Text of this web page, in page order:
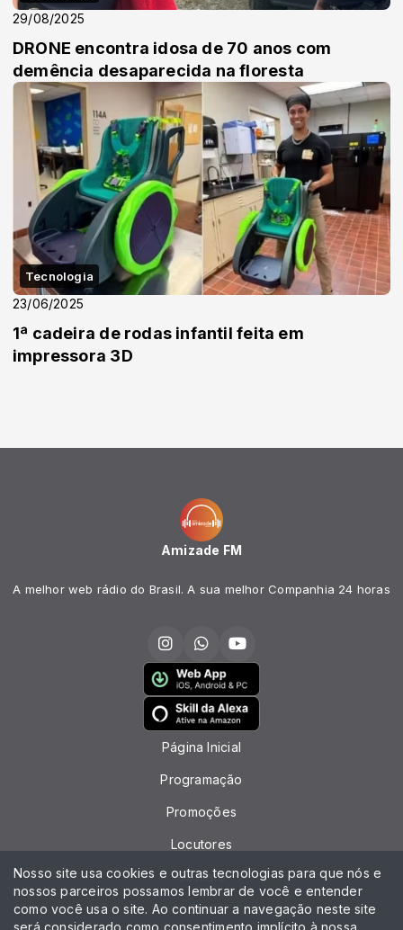
29/08/2025
DRONE encontra idosa de 70 anos com
demência desaparecida na floresta
Tecnologia
23/06/2025
1ª cadeira de rodas infantil feita em
impressora 3D
Amizade FM
A melhor web rádio do Brasil. A sua melhor Companhia 24 horas
Página Inicial
Programação
Promoções
Locutores
Contato
Chat
Nosso site usa cookies e outras tecnologias para que nós e
nossos parceiros possamos lembrar de você e entender
como você usa o site. Ao continuar a navegação neste site
será considerado como consentimento implícito à nossa